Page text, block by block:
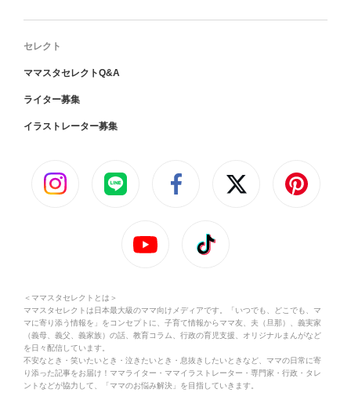
セレクト
ママスタセレクトQ&A
ライター募集
イラストレーター募集
＜ママスタセレクトとは＞
ママスタセレクトは日本最大級のママ向けメディアです。「いつでも、どこでも、マ
マに寄り添う情報を」をコンセプトに、子育て情報からママ友、夫（旦那）、義実家
（義母、義父、義家族）の話、教育コラム、行政の育児支援、オリジナルまんがなど
を日々配信しています。
不安なとき・笑いたいとき・泣きたいとき・息抜きしたいときなど、ママの日常に寄
り添った記事をお届け！ママライター・ママイラストレーター・専門家・行政・タレ
ントなどが協力して、「ママのお悩み解決」を目指していきます。